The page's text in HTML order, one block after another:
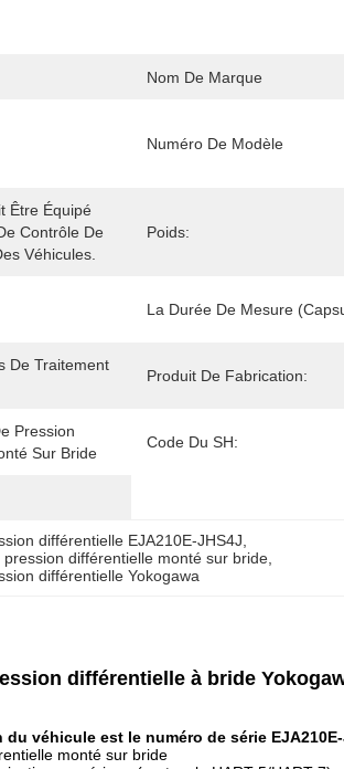
Nom De Marque
Numéro De Modèle
Être Équipé
Contrôle De
Véhicules.
Poids:
La Durée De Mesure
De Traitement
Produit De Fabrication:
Pression
Sur Bride
Code Du SH:
différentielle EJA210E-JHS4J
différentielle monté sur bride
différentielle Yokogawa
différentielle à bride
véhicule est le numéro de série EJA210E-
monté sur bride